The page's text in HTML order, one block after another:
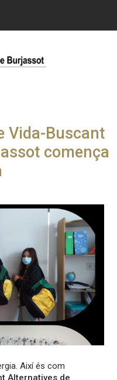
Vida-Buscant
comença
Així és com
Alternatives de